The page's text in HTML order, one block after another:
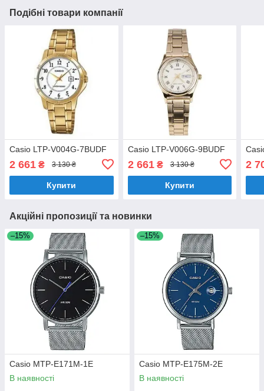
Подібні товари компанії
Casio LTP-V004G-7BUDF
2 661 ₴ 3 130 ₴
Купити
Casio LTP-V006G-9BUDF
2 661₴ 3 130 ₴
Купити
2
Акційні пропозиції та новинки
–15%
Casio MTP-E171M-1E
В наявності
–15%
Casio MTP-E175M-2E
В наявності